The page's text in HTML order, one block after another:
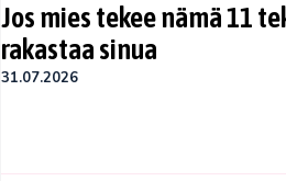
Jos mies tekee nämä 11
rakastaa sinua
31.07.2026